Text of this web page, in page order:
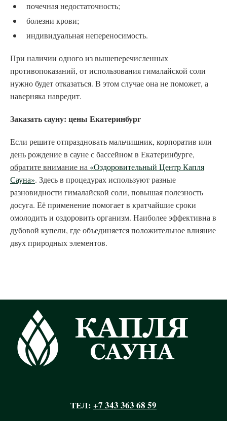
почечная недостаточность;
болезни крови;
индивидуальная непереносимость.
При наличии одного из вышеперечисленных
противопоказаний, от использования гималайской соли
нужно будет отказаться. В этом случае она не поможет, а
наверняка навредит.
Заказать сауну: цены Екатеринбург
Если решите отпраздновать мальчишник, корпоратив или
день рождение в сауне с бассейном в Екатеринбурге,
обратите внимание на «Оздоровительный Центр Капля
Сауна». Здесь в процедурах используют разные
разновидности гималайской соли, повышая полезность
досуга. Её применение помогает в кратчайшие сроки
омолодить и оздоровить организм. Наиболее эффективна в
дубовой купели, где объединяется положительное влияние
двух природных элементов.
ТЕЛ: +7 343 363 68 59